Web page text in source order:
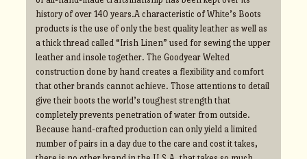
history of over 140 years.A characteristic of White’s Boots
products is the use of only the best quality leather as well as
a thick thread called “Irish Linen” used for sewing the upper
leather and insole together. The Goodyear Welted
construction done by hand creates a flexibility and comfort
that other brands cannot achieve. Those attentions to detail
give their boots the world’s toughest strength that
completely prevents penetration of water from outside.
Because hand-crafted production can only yield a limited
number of pairs in a day due to the care and cost it takes,